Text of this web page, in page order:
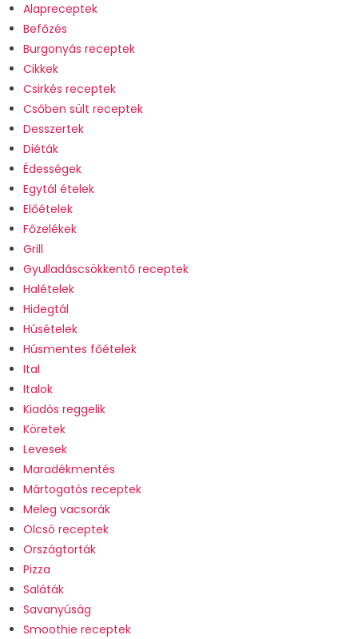
Alapreceptek
Befőzés
Burgonyás receptek
Cikkek
Csirkés receptek
Csőben sült receptek
Desszertek
Diéták
Édességek
Egytál ételek
Előételek
Főzelékek
Grill
Gyulladáscsökkentő receptek
Halételek
Hidegtál
Húsételek
Húsmentes főételek
Ital
Italok
Kiadós reggelik
Köretek
Levesek
Maradékmentés
Mártogatós receptek
Meleg vacsorák
Olcsó receptek
Országtorták
Pizza
Saláták
Savanyúság
Smoothie receptek